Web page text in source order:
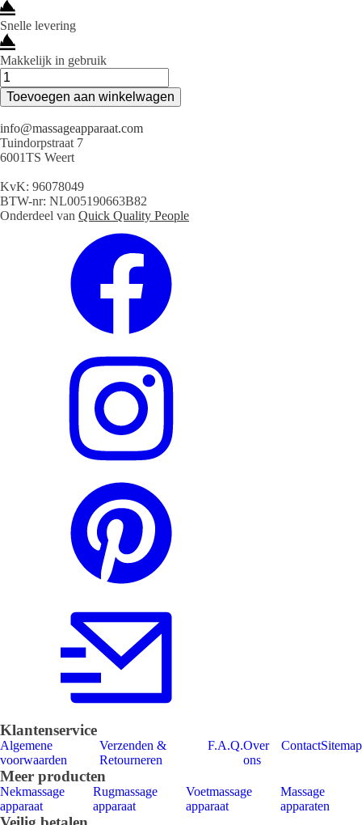
Snelle levering
Makkelijk in gebruik
Shiatsu
Nekmassage
Apparaat
Toevoegen aan winkelwagen
info@massageapparaat.com
Tuindorpstraat 7
6001TS Weert
KvK: 96078049
BTW-nr: NL005190663B82
Onderdeel van Quick Quality People
Klantenservice
Algemene
voorwaarden
Verzenden &
Retourneren
F.A.Q.Over
ons
ContactSitemap
Meer producten
Nekmassage
apparaat
Rugmassage
apparaat
Voetmassage
apparaat
Massage
apparaten